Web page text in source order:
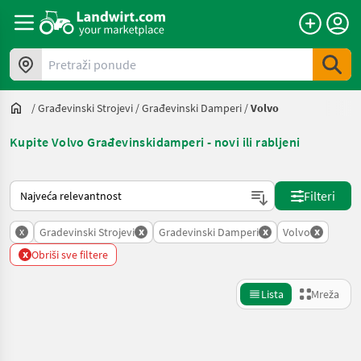
Pretraži ponude
/Građevinski Strojevi /Građevinski Damperi /Volvo
Kupite Volvo Građevinskidamperi - novi ili rabljeni
Način na koji sortira Landwirt.com
Filteri
x Gradevinski Strojevi x Gradevinski Damperi x Volvo x
x Obriši sve filtere
Lista Mreža